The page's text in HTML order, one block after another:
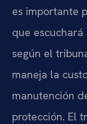
es importante
que
según el
maneja la
manutención
protección. El